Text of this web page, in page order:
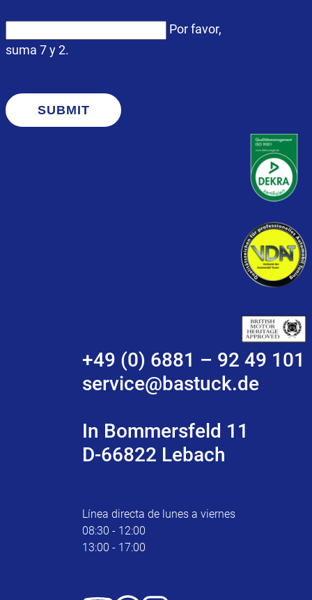
Por favor,
suma 7 y 2.
SUBMIT
+49 (0) 6881 – 92 49 101
service@bastuck.de
In Bommersfeld 11
D-66822 Lebach
Línea directa de lunes a viernes
08:30 - 12:00
13:00 - 17:00